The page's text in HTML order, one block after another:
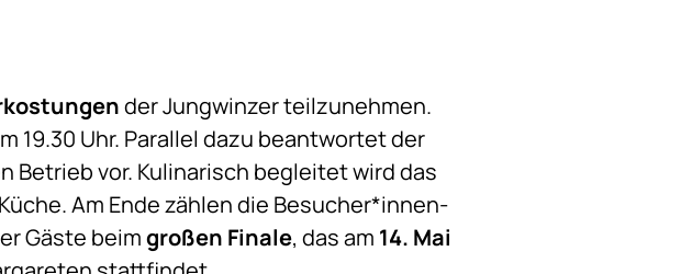
der Jungwinzer teilzunehmen.
19.30 Uhr. Parallel dazu beantwortet der
Betrieb vor. Kulinarisch begleitet wird das
Am Ende zählen die Besucher*innen-
Gäste beimgroßen Finale, das am 14. Mai